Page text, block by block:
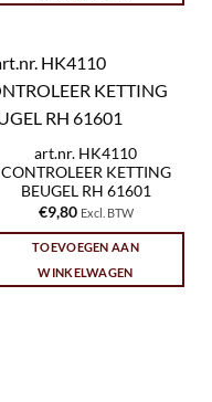
art.nr. HK4110
CONTROLEER KETTING
BEUGEL RH 61601
€9,80 Excl. BTW
TOEVOEGEN AAN
WINKELWAGEN